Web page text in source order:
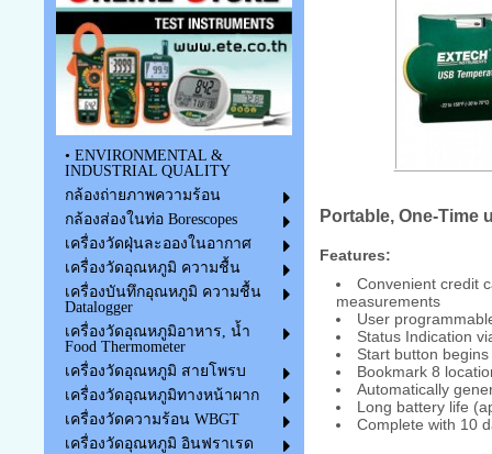
• ENVIRONMENTAL &
INDUSTRIAL QUALITY
กล้องถ่ายภาพความร้อน
กล้องส่องในท่อ Borescopes
เครื่องวัดฝุ่นละอองในอากาศ
เครื่องวัดอุณหภูมิ ความชื้น
เครื่องบันทึกอุณหภูมิ ความชื้น
Datalogger
เครื่องวัดอุณหภูมิอาหาร, น้ำ
Food Thermometer
เครื่องวัดอุณหภูมิ สายโพรบ
เครื่องวัดอุณหภูมิทางหน้าผาก
เครื่องวัดความร้อน WBGT
เครื่องวัดอุณหภูมิ อินฟราเรด
Portable, One-Time
Features:
Convenient credit
measurements
User
Status Indication
Start button
Bookmark 8
Automatically
Long battery life
Complete with 10